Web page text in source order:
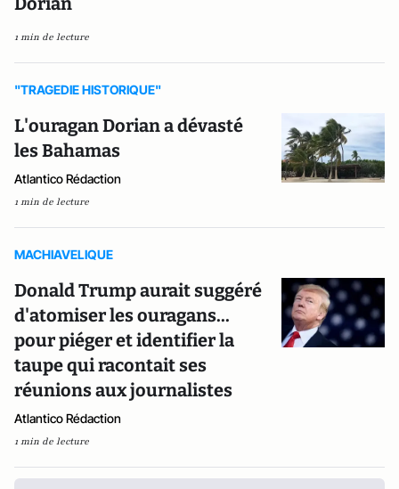
1 min de lecture
"TRAGEDIE HISTORIQUE"
L'ouragan Dorian a dévasté
les Bahamas
Atlantico Rédaction
1 min de lecture
MACHIAVELIQUE
Donald Trump aurait suggéré
d'atomiser les ouragans...
pour piéger et identifier la
taupe qui racontait ses
réunions aux journalistes
Atlantico Rédaction
1 min de lecture